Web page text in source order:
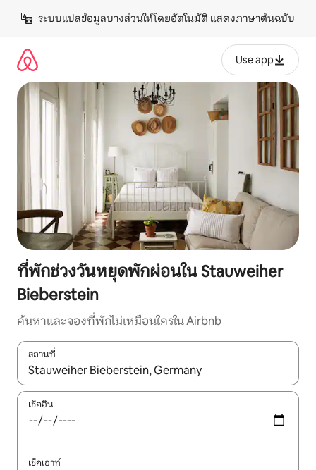
เนื้อหา
ระบบแปลข้อมูลบางส่วนให้โดยอัตโนมัติ แสดงภาษาต้นฉบับ
Use app
ที่พักช่วงวันหยุดพักผ่อนใน Stauweiher
Bieberstein
ค้นหาและจองที่พักไม่เหมือนใครใน Airbnb
สถานที่
ใช้ลูกศรขึ้นลง หรือใช้การสัมผัสหรือปัด เพื่อสำรวจผลการค้นหา
เช็คอิน
เช็คเอาท์